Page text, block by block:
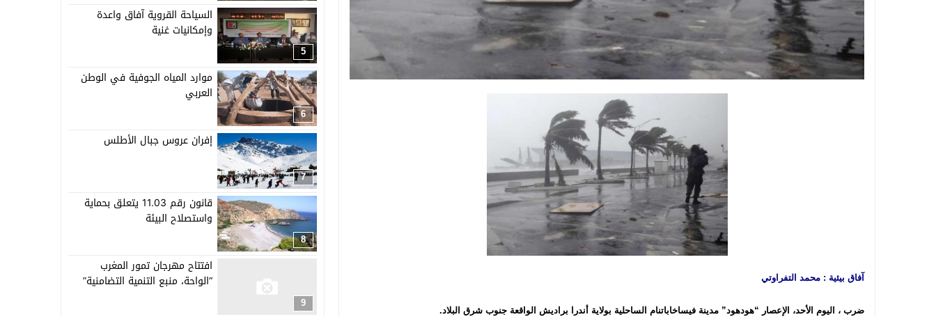
آفاق بيئية : محمد التفراوتي
ضرب ، اليوم الأحد، الإعصار “هودهود” مدينة فيساخاباتنام الساحلية بولاية أندرا براديش الواقعة جنوب شرق البلاد.
5
السياحة القروية آفاق واعدة
وإمكانيات غنية
6
موارد المياه الجوفية في الوطن
العربي
7
إفران عروس جبال الأطلس
8
قانون رقم 11.03 يتعلق بحماية
واستصلاح البيئة
9
افتتاح مهرجان تمور المغرب
“الواحة، منبع التنمية التضامنية”